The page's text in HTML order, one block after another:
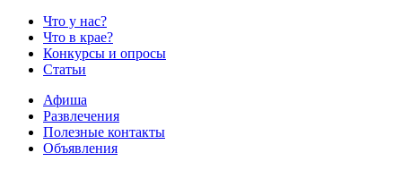
Что у нас?
Что в крае?
Конкурсы и опросы
Статьи
Афиша
Развлечения
Полезные контакты
Объявления